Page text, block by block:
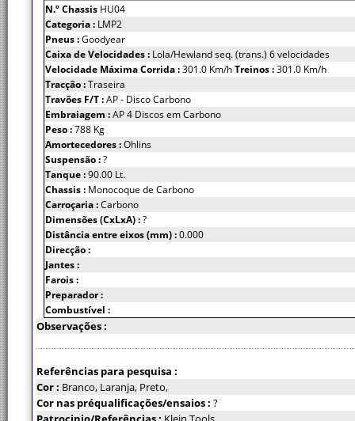
N.º Chassis HU04
Categoria : LMP2
Pneus :Goodyear
Caixa de Velocidades : Lola/Hewland seq. (trans.) 6 velocidades
Velocidade Máxima Corrida :301.0 Km/hTreinos :301.0 Km/h
Tracção :Traseira
Travões F/T :AP - Disco Carbono
Embraiagem :AP 4 Discos em Carbono
Peso :788 Kg
Amortecedores :Ohlins
Suspensão :?
Tanque :90.00 Lt.
Chassis : Monocoque de Carbono
Carroçaria :Carbono
Dimensões (CxLxA) :?
Distância entre eixos (mm) :0.000
Direcção :
Jantes :
Farois :
Preparador :
Combustível :
Observações :
Referências para pesquisa :
Cor : Branco, Laranja, Preto,
Cor nas préqualificações/ensaios : ?